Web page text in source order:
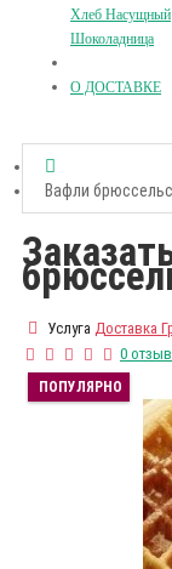
Хлеб Насущный
Шоколадница
О ДОСТАВКЕ
Вафли
Услуга Доставка
0
ПОПУЛЯРНО